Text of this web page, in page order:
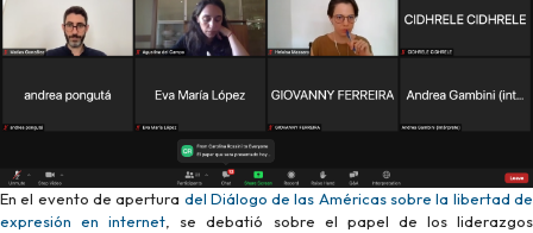
En el evento de apertura del Diálogo de las Américas sobre la libertad de
expresión en internet , se debatió sobre el papel de los liderazgos